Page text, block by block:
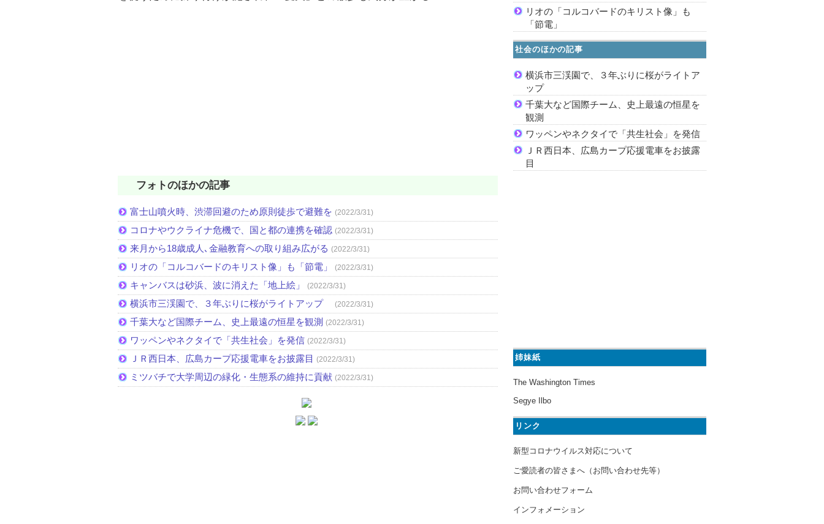
フォトのほかの記事
富士山噴火時、渋滞回避のため原則徒歩で避難を (2022/3/31)
コロナやウクライナ危機で、国と都の連携を確認 (2022/3/31)
来月から18歳成人､金融教育への取り組み広がる (2022/3/31)
リオの「コルコバードのキリスト像」も「節電」 (2022/3/31)
キャンバスは砂浜、波に消えた「地上絵」 (2022/3/31)
横浜市三渓園で、３年ぶりに桜がライトアップ (2022/3/31)
千葉大など国際チーム、史上最遠の恒星を観測 (2022/3/31)
ワッペンやネクタイで「共生社会」を発信 (2022/3/31)
ＪＲ西日本、広島カープ応援電車をお披露目 (2022/3/31)
ミツバチで大学周辺の緑化・生態系の維持に貢献 (2022/3/31)
リオの「コルコバードのキリスト像」も
「節電」
社会のほかの記事
横浜市三渓園で、３年ぶりに桜がライトア
ップ
千葉大など国際チーム、史上最遠の恒星を
観測
ワッペンやネクタイで「共生社会」を発信
ＪＲ西日本、広島カープ応援電車をお披露
目
姉妹紙
The Washington Times
Segye Ilbo
リンク
新型コロナウイルス対応について
ご愛読者の皆さまへ（お問い合わせ先等）
お問い合わせフォーム
インフォメーション